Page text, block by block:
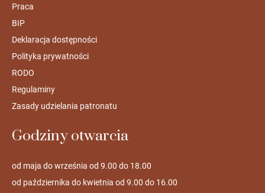
Praca
BIP
Deklaracja dostępności
Polityka prywatności
RODO
Regulaminy
Zasady udzielania patronatu
Godziny otwarcia
od maja do września od 9.00 do 18.00
od października do kwietnia od 9.00 do 16.00